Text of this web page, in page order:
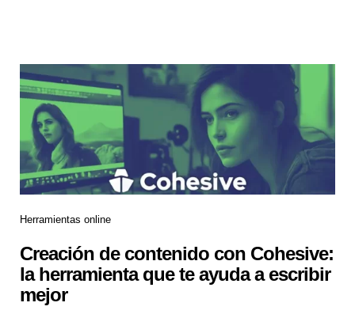
Herramientas online
Creación de contenido con Cohesive:
la herramienta que te ayuda a escribir
mejor